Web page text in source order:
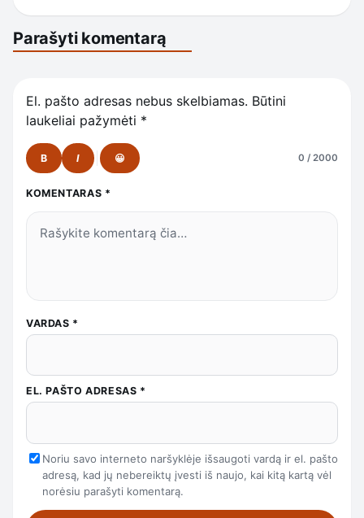
Parašyti komentarą
El. pašto adresas nebus skelbiamas. Būtini
laukeliai pažymėti *
B I 😀 0 / 2000
KOMENTARAS *
VARDAS *
EL. PAŠTO ADRESAS *
Noriu savo interneto naršyklėje išsaugoti vardą ir el. pašto
adresą, kad jų nebereiktų įvesti iš naujo, kai kitą kartą vėl
norėsiu parašyti komentarą.